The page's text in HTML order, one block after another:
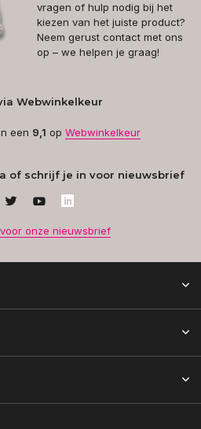
vragen of hulp nodig bij het
kiezen van het juiste product?
Neem gerust contact met ons
op – we helpen je graag!
Webwinkelkeur
een 9,1 op Webwinkelkeur
of schrijf je in voor nieuwsbrief
onze nieuwsbrief